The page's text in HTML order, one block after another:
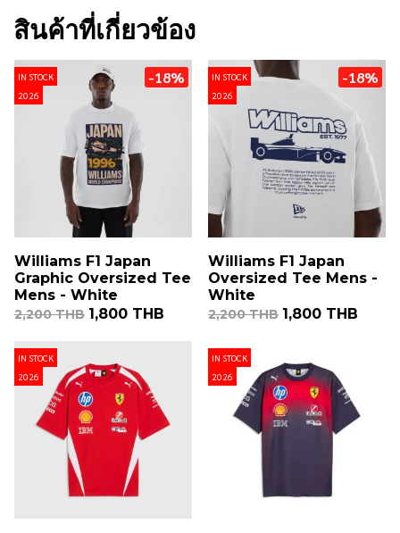
สินค้าที่เกี่ยวข้อง
IN STOCK
2026
-18%
Williams F1 Japan
Graphic Oversized Tee
Mens - White
2,200 THB 1,800 THB
IN STOCK
2026
-18%
Williams F1 Japan
Oversized Tee Mens -
White
2,200 THB 1,800 THB
IN STOCK
2026
IN STOCK
2026